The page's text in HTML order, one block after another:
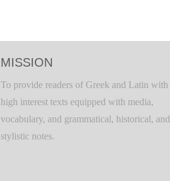
MISSION
To provide readers of Greek and Latin with
high interest texts equipped with media,
vocabulary, and grammatical, historical, and
stylistic notes.